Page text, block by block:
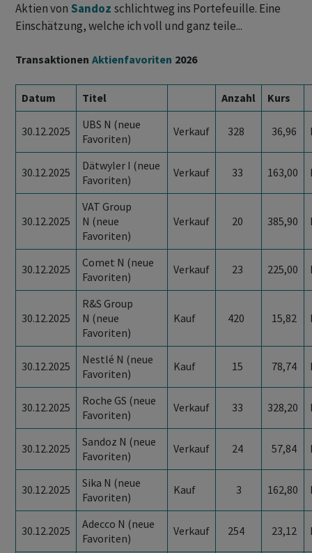
Aktien von Sandoz schlichtweg ins Portefeuille. Eine
Einschätzung, welche ich voll und ganz teile...
Transaktionen Aktienfavoriten 2026
Datum Titel Anzahl Kurs
30.12.2025
UBS N (neue
Favoriten)
Verkauf 328 36,96
30.12.2025
Dätwyler I (neue
Favoriten)
Verkauf 33 163,00
30.12.2025
VAT Group
N (neue
Favoriten)
Verkauf 20 385,90
30.12.2025
Comet N (neue
Favoriten)
Verkauf 23 225,00
30.12.2025
R&S Group
N (neue
Favoriten)
Kauf 420 15,82
30.12.2025
Nestlé N (neue
Favoriten)
Kauf 15 78,74
30.12.2025
Roche GS (neue
Favoriten)
Verkauf 33 328,20
30.12.2025
Sandoz N (neue
Favoriten)
Verkauf 24 57,84
30.12.2025
Sika N (neue
Favoriten)
Kauf 3 162,80
30.12.2025
Adecco N (neue
Favoriten)
Verkauf 254 23,12